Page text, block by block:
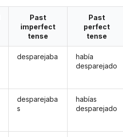
Past
imperfect
tense
desparejaba
desparejaba
s
Past
perfect
tense
había
desparejado
habías
desparejado